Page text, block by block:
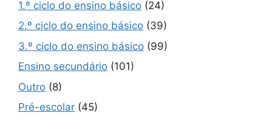
1.º ciclo do ensino básico (24)
2.º ciclo do ensino básico (39)
3.º ciclo do ensino básico (99)
Ensino secundário (101)
Outro (8)
Pré-escolar (45)